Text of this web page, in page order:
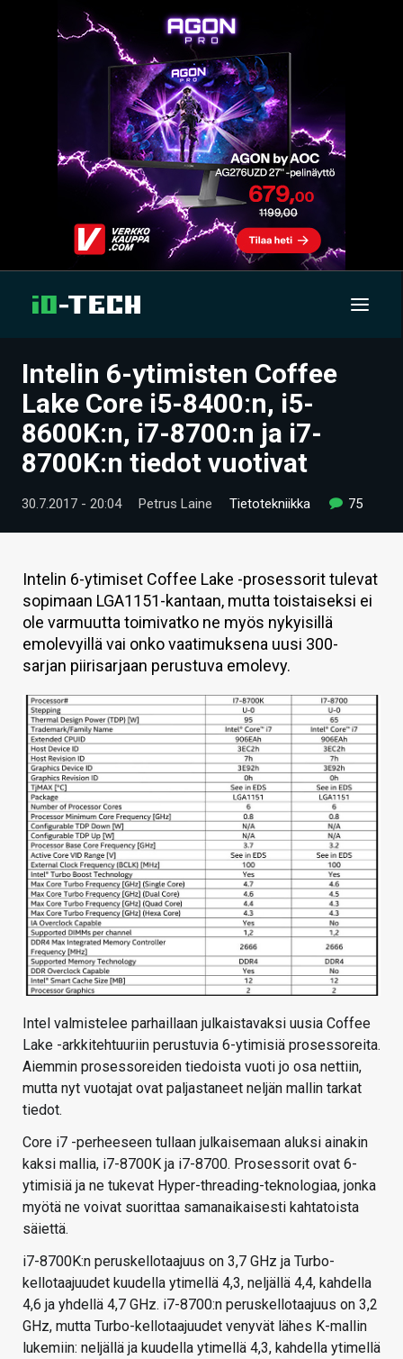
UUTISET
ARTIKKELIT
VIDEOT
TECHBBS
HINTA.FI
KAUPPA
VAIHDA TEEMA
HAKU
Intelin 6-ytimisten Coffee
Lake Core i5-8400:n, i5-
8600K:n, i7-8700:n ja i7-
8700K:n tiedot vuotivat
30.7.2017 - 20:04 Petrus Laine Tietotekniikka 75
Intelin 6-ytimiset Coffee Lake -prosessorit tulevat
sopimaan LGA1151-kantaan, mutta toistaiseksi ei
ole varmuutta toimivatko ne myös nykyisillä
emolevyillä vai onko vaatimuksena uusi 300-
sarjan piirisarjaan perustuva emolevy.
Intel valmistelee parhaillaan julkaistavaksi uusia Coffee
Lake -arkkitehtuuriin perustuvia 6-ytimisiä prosessoreita.
Aiemmin prosessoreiden tiedoista vuoti jo osa nettiin,
mutta nyt vuotajat ovat paljastaneet neljän mallin tarkat
tiedot.
Core i7 -perheeseen tullaan julkaisemaan aluksi ainakin
kaksi mallia, i7-8700K ja i7-8700. Prosessorit ovat 6-
ytimisiä ja ne tukevat Hyper-threading-teknologiaa, jonka
myötä ne voivat suorittaa samanaikaisesti kahtatoista
säiettä.
i7-8700K:n peruskellotaajuus on 3,7 GHz ja Turbo-
kellotaajuudet kuudella ytimellä 4,3, neljällä 4,4, kahdella
4,6 ja yhdellä 4,7 GHz. i7-8700:n peruskellotaajuus on 3,2
GHz, mutta Turbo-kellotaajuudet venyvät lähes K-mallin
lukemiin: neljällä ja kuudella ytimellä 4,3, kahdella ytimellä